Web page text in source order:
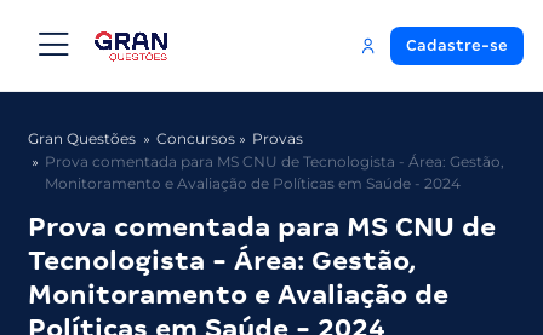
Cadastre-se
Gran Questões Concursos
Provas
Prova comentada para MS CNU de Tecnologista - Área: Gestão,
Monitoramento e Avaliação de Políticas em Saúde - 2024
Prova comentada para MS CNU de
Tecnologista - Área: Gestão,
Monitoramento e Avaliação de
Políticas em Saúde - 2024